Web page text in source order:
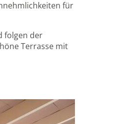
für
folgen der
Terrasse mit